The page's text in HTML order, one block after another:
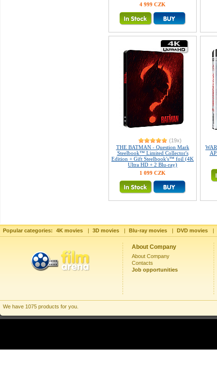
4 999 CZK
(19x)
THE BATMAN - Question Mark
Steelbook™ Limited Collector's
Edition + Gift Steelbook's™ foil (4K
Ultra HD + 2 Blu-ray)
1 099 CZK
Popular categories: 4K movies 3D movies Blu-ray movies DVD movies
About Company
About Company
Contacts
Job opportunities
We have 1075 products for you.